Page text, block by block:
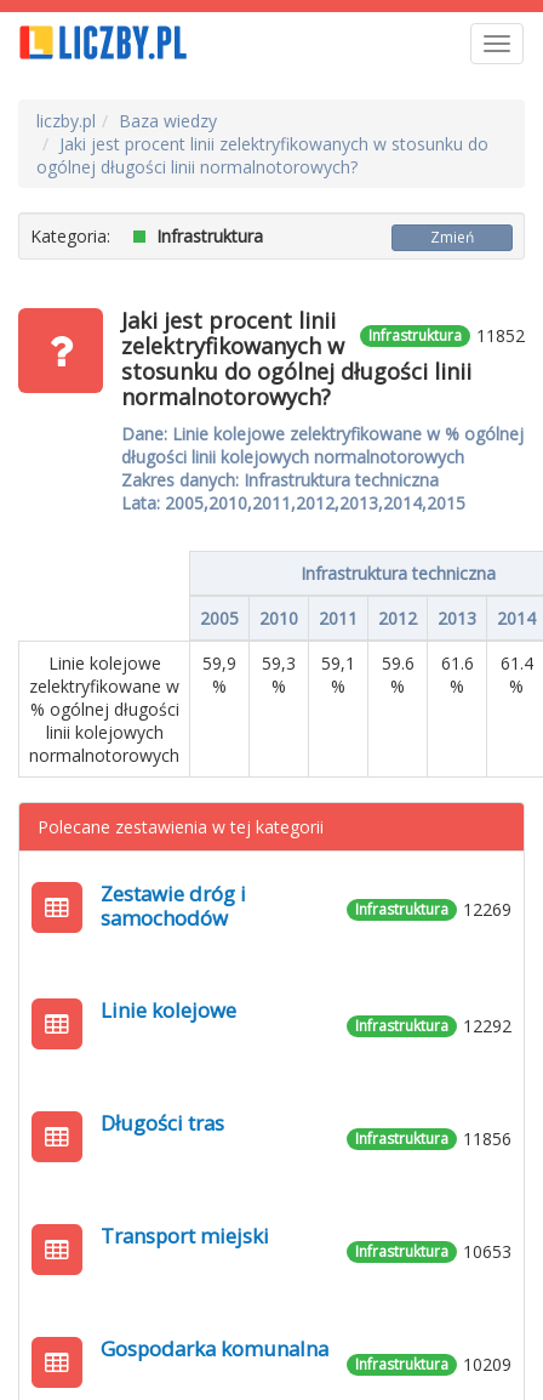
liczby.pl
Baza wiedzy
Jaki jest procent linii zelektryfikowanych w stosunku do
ogólnej długości linii normalnotorowych?
Kategoria: Infrastruktura Zmień
11852
Infrastruktura
Jaki jest procent linii
zelektryfikowanych w
stosunku do ogólnej długości linii
normalnotorowych?
Dane: Linie kolejowe zelektryfikowane w % ogólnej
długości linii kolejowych normalnotorowych
Zakres danych: Infrastruktura techniczna
Lata: 2005,2010,2011,2012,2013,2014,2015
Infrastruktura techniczna
2005
2010 2011 2012 2013
2014
Linie kolejowe
zelektryfikowane w
% ogólnej długości
linii kolejowych
normalnotorowych
59,9
%
59,3
%
59,1
%
59.6
%
61.6
%
61.4
%
Polecane zestawienia w tej kategorii
12269
Infrastruktura
Zestawie dróg i
samochodów
12292
Infrastruktura
Linie kolejowe
11856
Infrastruktura
Długości tras
10653
Infrastruktura
Transport miejski
10209
Infrastruktura
Gospodarka komunalna